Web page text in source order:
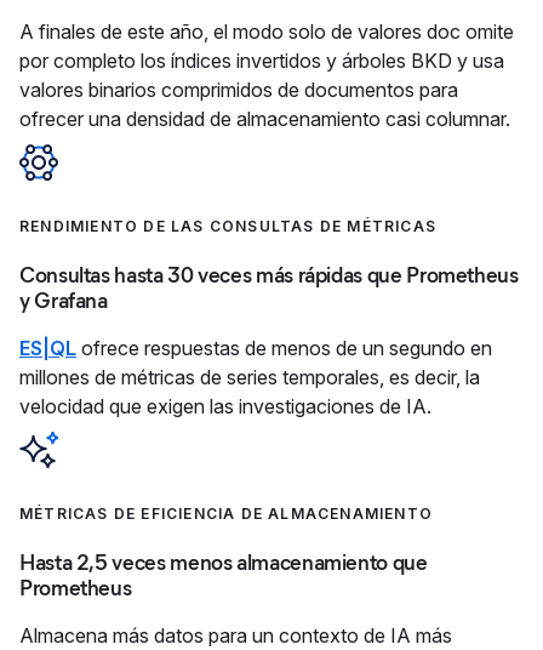
A finales de este año, el modo solo de valores doc omite
por completo los índices invertidos y árboles BKD y usa
valores binarios comprimidos de documentos para
ofrecer una densidad de almacenamiento casi columnar.
RENDIMIENTO DE LAS CONSULTAS DE MÉTRICAS
Consultas hasta 30 veces más rápidas que Prometheus
y Grafana
ES|QL ofrece respuestas de menos de un segundo en
millones de métricas de series temporales, es decir, la
velocidad que exigen las investigaciones de IA.
MÉTRICAS DE EFICIENCIA DE ALMACENAMIENTO
Hasta 2,5 veces menos almacenamiento que
Prometheus
Almacena más datos para un contexto de IA más